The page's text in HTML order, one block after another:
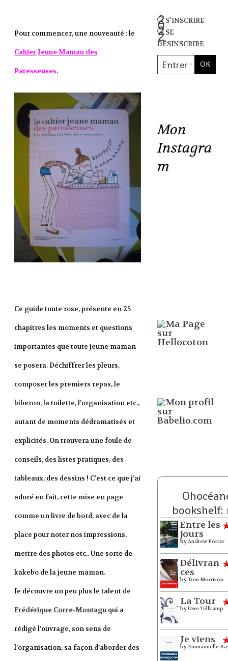
Pour commencer, une nouveauté : le
Cahier Jeune Maman des
Paresseuses.
Ce guide toute rose, présente en 25
chapitres les moments et questions
importantes que toute jeune maman
se posera. Déchiffrer les pleurs,
composer les premiers repas, le
biberon, la toilette, l’organisation etc.,
autant de moments dédramatisés et
explicités. On trouvera une foule de
conseils, des listes pratiques, des
tableaux, des dessins ! C’est ce que j’ai
adoré en fait, cette mise en page
comme un livre de bord, avec de la
place pour noter nos impressions,
mettre des photos etc.. Une sorte de
kakebo de la jeune maman.
Je découvre un peu plus le talent de
Frédérique Corre-Montaguqui a
rédigé l’ouvrage, son sens de
l’organisation, sa façon d’aborder des
s'inscrire
se
désinscrire
Mon
Instagra
m
bookshelf:
Entre les
jours
byAndrew Porter
Délivran
ces
byToni Morrison
La Tour
byUwe Tellkamp
Je viens
by Emmanuelle